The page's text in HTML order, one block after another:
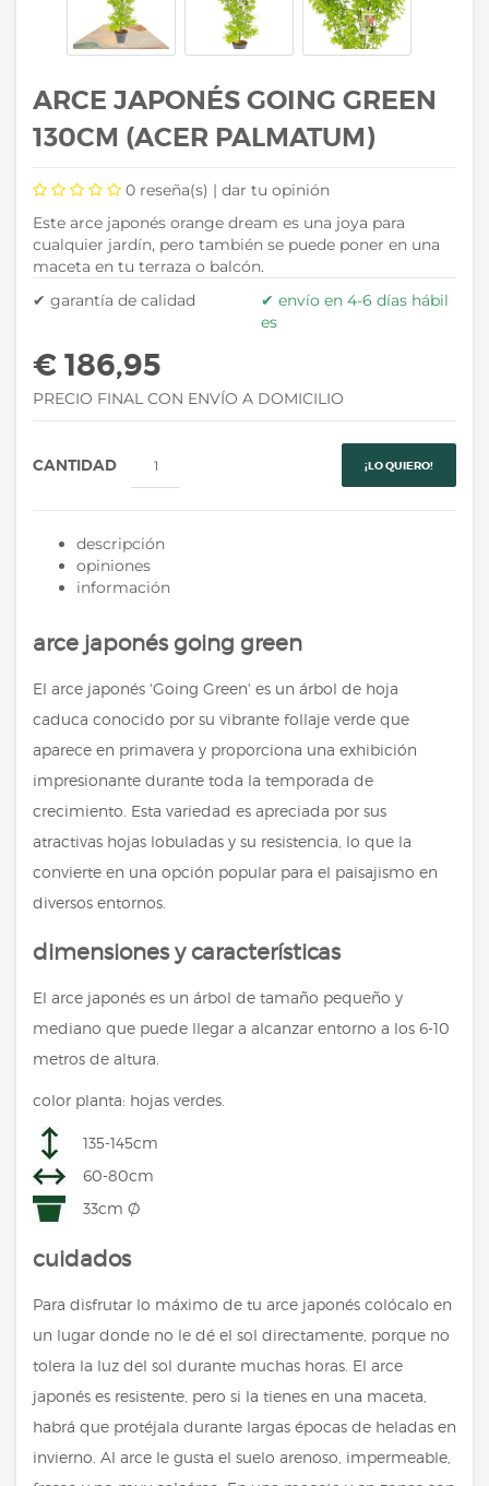
ARCE JAPONÉS GOING GREEN
130CM (ACER PALMATUM)
0 reseña(s) | dar tu opinión
Este arce japonés orange dream es una joya para
cualquier jardín, pero también se puede poner en una
maceta en tu terraza o balcón.
✔ garantía de calidad
✔ envío en 4-6 días hábil
es
€ 186,95
PRECIO FINAL CON ENVÍO A DOMICILIO
CANTIDAD ¡LO QUIERO!
descripción
opiniones
información
arce japonés going green
El arce japonés 'Going Green' es un árbol de hoja
caduca conocido por su vibrante follaje verde que
aparece en primavera y proporciona una exhibición
impresionante durante toda la temporada de
crecimiento. Esta variedad es apreciada por sus
atractivas hojas lobuladas y su resistencia, lo que la
convierte en una opción popular para el paisajismo en
diversos entornos.
dimensiones y características
El arce japonés es un árbol de tamaño pequeño y
mediano que puede llegar a alcanzar entorno a los 6-10
metros de altura.
color planta: hojas verdes.
135-145cm
60-80cm
33cm Ø
cuidados
Para disfrutar lo máximo de tu arce japonés colócalo en
un lugar donde no le dé el sol directamente, porque no
tolera la luz del sol durante muchas horas. El arce
japonés es resistente, pero si la tienes en una maceta,
habrá que protéjala durante largas épocas de heladas en
invierno. Al arce le gusta el suelo arenoso, impermeable,